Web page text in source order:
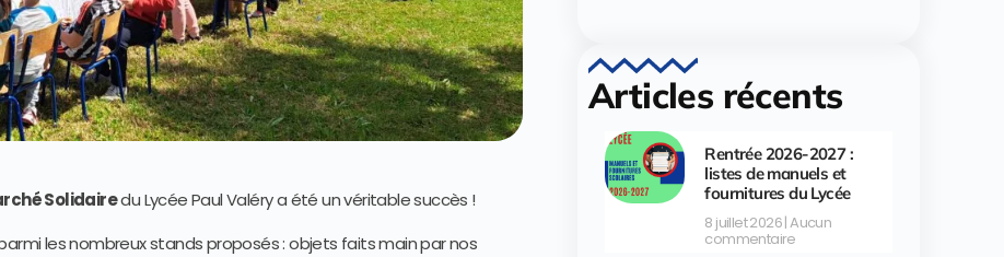
Solidairedu Lycée Paul Valéry a été un véritable succès !
les nombreux stands proposés : objets faits main par nos
Articles récents
Rentrée 2026-2027 :
listes de manuels et
fournitures du Lycée
8 juillet 2026 Aucun
commentaire